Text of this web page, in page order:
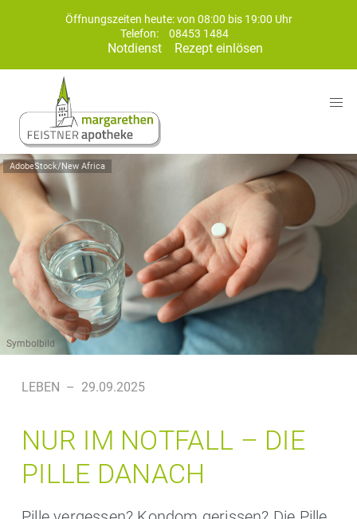
Öffnungszeiten heute: von 08:00 bis 19:00 Uhr
Telefon:
08453 1484
Notdienst Rezept einlösen
AdobeStock/New Africa
Symbolbild
LEBEN – 29.09.2025
NUR IM NOTFALL – DIE
PILLE DANACH